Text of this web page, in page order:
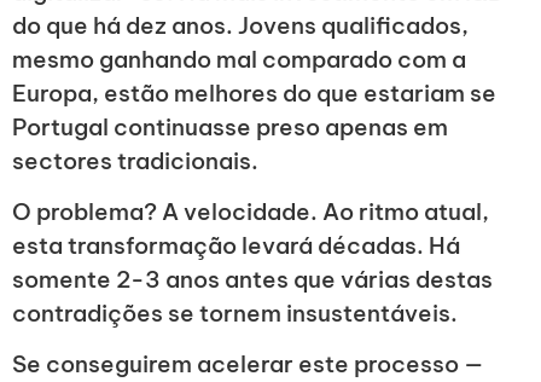
do que há dez anos. Jovens qualificados,
mesmo ganhando mal comparado com a
Europa, estão melhores do que estariam se
Portugal continuasse preso apenas em
sectores tradicionais.
O problema? A velocidade. Ao ritmo atual,
esta transformação levará décadas. Há
somente 2-3 anos antes que várias destas
contradições se tornem insustentáveis.
Se conseguirem acelerar este processo —